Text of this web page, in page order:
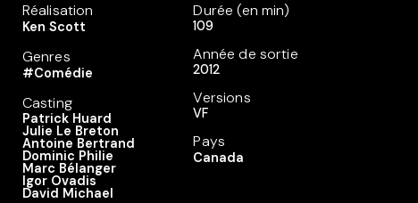
Réalisation
Ken Scott
Genres
#Comédie
Casting
Patrick Huard
Julie Le Breton
Antoine Bertrand
Dominic Philie
Marc Bélanger
Igor Ovadis
David Michael
Durée (en min)
109
Année de sortie
2012
Versions
VF
Pays
Canada